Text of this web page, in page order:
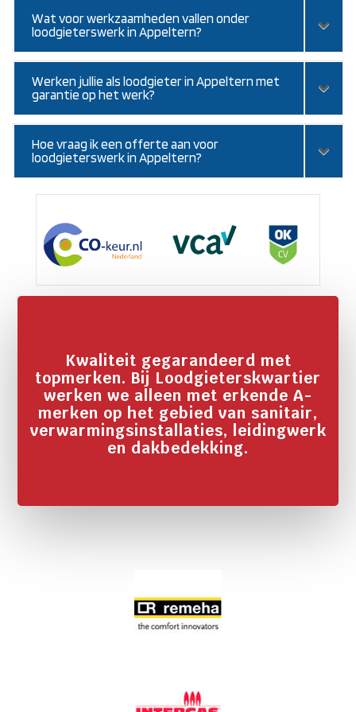
Wat voor werkzaamheden vallen onder
loodgieterswerk in Appeltern?
Werken jullie als loodgieter in Appeltern met
garantie op het werk?
Hoe vraag ik een offerte aan voor
loodgieterswerk in Appeltern?
Kwaliteit gegarandeerd met
topmerken. Bij Loodgieterskwartier
werken we alleen met erkende A-
merken op het gebied van sanitair,
verwarmingsinstallaties, leidingwerk
en dakbedekking.